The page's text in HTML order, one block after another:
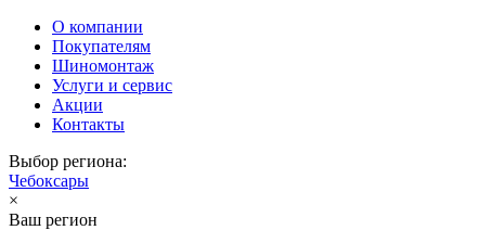
О компании
Покупателям
Шиномонтаж
Услуги и сервис
Акции
Контакты
Выбор региона:
Чебоксары
×
Ваш регион